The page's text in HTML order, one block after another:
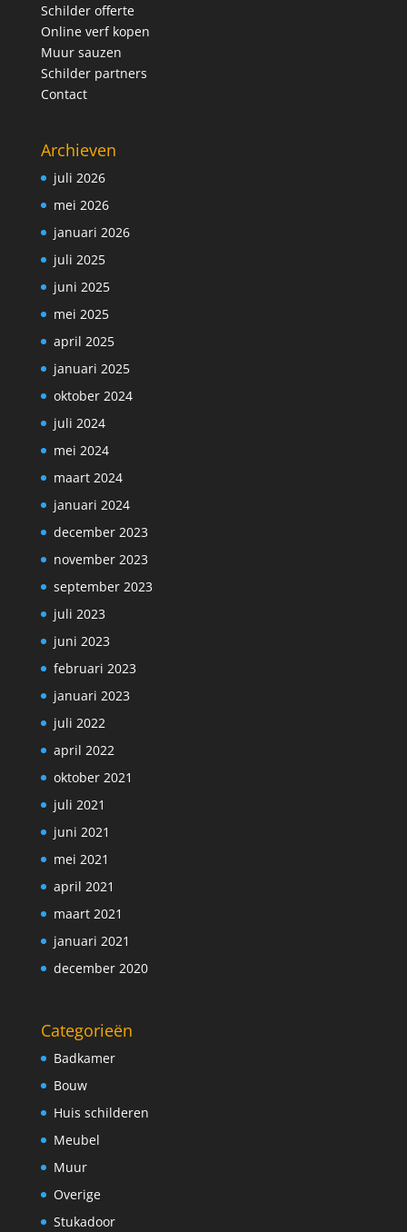
Schilder offerte
Online verf kopen
Muur sauzen
Schilder partners
Contact
Archieven
juli 2026
mei 2026
januari 2026
juli 2025
juni 2025
mei 2025
april 2025
januari 2025
oktober 2024
juli 2024
mei 2024
maart 2024
januari 2024
december 2023
november 2023
september 2023
juli 2023
juni 2023
februari 2023
januari 2023
juli 2022
april 2022
oktober 2021
juli 2021
juni 2021
mei 2021
april 2021
maart 2021
januari 2021
december 2020
Categorieën
Badkamer
Bouw
Huis schilderen
Meubel
Muur
Overige
Stukadoor